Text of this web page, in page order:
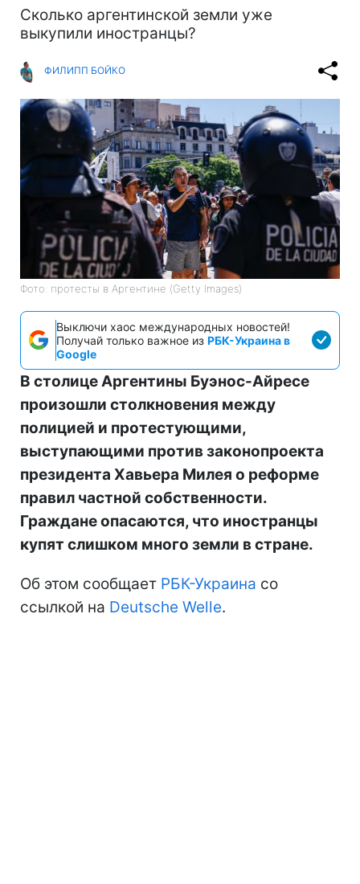
Сколько аргентинской земли уже
выкупили иностранцы?
ФИЛИПП БОЙКО
Фото: протесты в Аргентине (Getty Images)
Выключи хаос международных новостей!
Получай только важное из РБК-Украина в
Google
В столице Аргентины Буэнос-Айресе
произошли столкновения между
полицией и протестующими,
выступающими против законопроекта
президента Хавьера Милея о реформе
правил частной собственности.
Граждане опасаются, что иностранцы
купят слишком много земли в стране.
Об этом сообщает РБК-Украина со
ссылкой на Deutsche Welle.